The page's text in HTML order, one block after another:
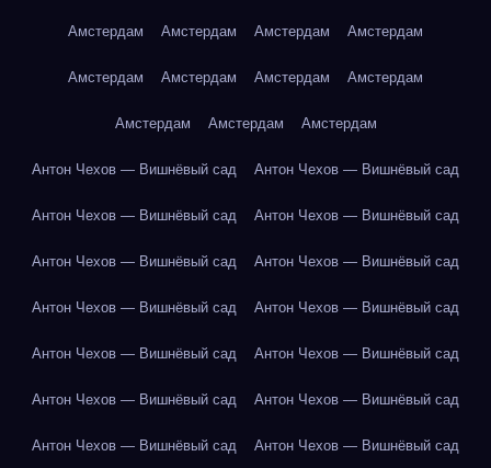
Амстердам Амстердам Амстердам Амстердам
Амстердам Амстердам Амстердам Амстердам
Амстердам Амстердам Амстердам
Антон Чехов — Вишнёвый сад Антон Чехов — Вишнёвый сад
Антон Чехов — Вишнёвый сад Антон Чехов — Вишнёвый сад
Антон Чехов — Вишнёвый сад Антон Чехов — Вишнёвый сад
Антон Чехов — Вишнёвый сад Антон Чехов — Вишнёвый сад
Антон Чехов — Вишнёвый сад Антон Чехов — Вишнёвый сад
Антон Чехов — Вишнёвый сад Антон Чехов — Вишнёвый сад
Антон Чехов — Вишнёвый сад Антон Чехов — Вишнёвый сад